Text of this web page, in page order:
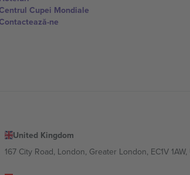
Cupei Mondiale
ne
United Kingdom
167 City Road, London, Greater London, EC1V